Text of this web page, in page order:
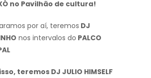
no Pavilhão de cultura!
por aí, teremos DJ
nos intervalos do PALCO
teremos DJ JULIO HIMSELF